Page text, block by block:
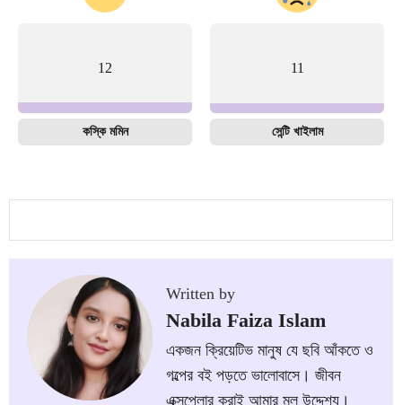
12
কস্কি মমিন
11
সেন্টি খাইলাম
Written by
Nabila Faiza Islam
একজন ক্রিয়েটিভ মানুষ যে ছবি আঁকতে ও
গল্পের বই পড়তে ভালোবাসে। জীবন
এক্সপ্লোর করাই আমার মূল উদ্দেশ্য।